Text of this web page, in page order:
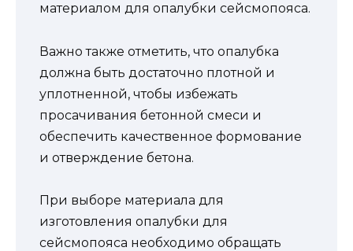
материалом для опалубки сейсмопояса.
Важно также отметить, что опалубка
должна быть достаточно плотной и
уплотненной, чтобы избежать
просачивания бетонной смеси и
обеспечить качественное формование
и отверждение бетона.
При выборе материала для
изготовления опалубки для
сейсмопояса необходимо обращать